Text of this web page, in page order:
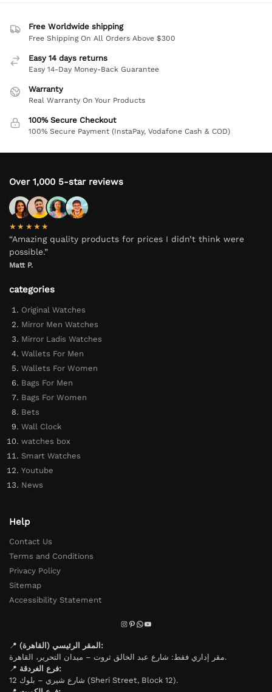
Free Worldwide shipping
Free Shipping On All Orders Above $300
Easy 14 days returns
Easy 14-Day Money-Back Guarantee
Warranty
Real Warranty On Your Products
100% Secure Checkout
100% Secure Payment (InstaPay, Vodafone Cash & COD)
Over 1,000 5-star reviews
★★★★★
“Amazing quality products for prices I didn’t think were
possible.”
Matt P.
categories
Original Watches
Mirror Men Watches
Mirror Ladis Watches
Wallets For Men
Wallets For Women
Bags For Men
Bags For Women
Bets
Wall Clock
watches box
Smart Watches
Youtube
News
Help
Contact Us
Terms and Conditions
Privacy Policy
Sitemap
Accessibility Statement
📍
المقر الرئيسي (القاهرة):
مقر إداري فقط: شارع عبد الخالق ثروت – ميدان التحرير، القاهرة.
📍
فرع الغردقة:
شارع شيري – بلوك 12 (Sheri Street, Block 12).